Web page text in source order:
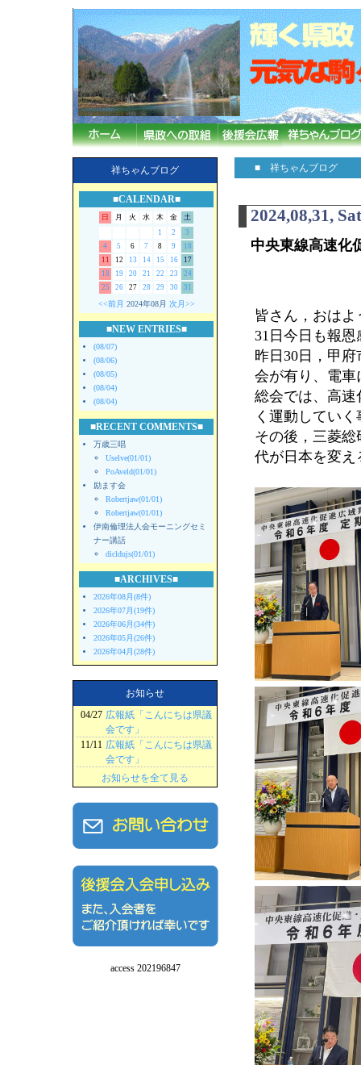
祥ちゃんブログ
■CALENDAR■
日 月 火 水 木 金
土
1
2
3
4
5 6 7 8 9
10
11
12 13 14 15 16
17
18
19 20 21 22 23
24
25
26 27 28 29 30 31
<<前月 2024年08月 次月>>
■NEW ENTRIES■
(08/07)
(08/06)
(08/05)
(08/04)
(08/04)
■RECENT COMMENTS■
万歳三唱
Uselve(01/01)
PoAveld(01/01)
励ます会
Robertjaw(01/01)
Robertjaw(01/01)
伊南倫理法人会モーニングセミ
ナー講話
dicldujs(01/01)
■ARCHIVES■
2026年08月(8件)
2026年07月(19件)
2026年06月(34件)
2026年05月(26件)
2026年04月(28件)
お知らせ
04/27 広報紙「こんにちは県議
会です」
11/11 広報紙「こんにちは県議
会です」
お知らせを全て見る
access 202196847
■ 祥ちゃんブログ
2024,08,31,
中央東線高速化
皆さん，おは
31日今日も報
昨日30日，甲
会が有り、電車
総会では、高
く運動してい
その後，三菱
代が日本を変